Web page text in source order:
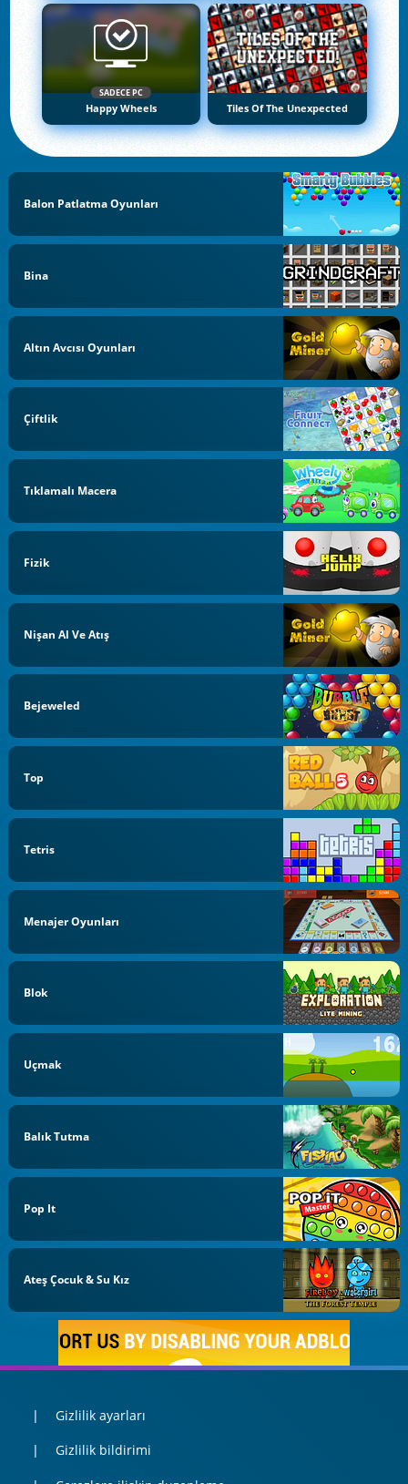
SADECE PC
Happy Wheels Tiles Of The Unexpected
Balon Patlatma Oyunları
Bina
Altın Avcısı Oyunları
Çiftlik
Tıklamalı Macera
Fizik
Nişan Al Ve Atış
Bejeweled
Top
Tetris
Menajer Oyunları
Blok
Uçmak
Balık Tutma
Pop It
Ateş Çocuk & Su Kız
Gizlilik ayarları
Gizlilik bildirimi